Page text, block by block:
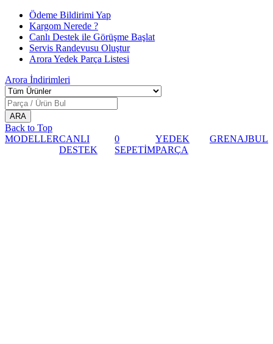
Ödeme Bildirimi Yap
Kargom Nerede ?
Canlı Destek ile Görüşme Başlat
Servis Randevusu Oluştur
Arora Yedek Parça Listesi
Arora İndirimleri
Back to Top
MODELLERCANLI
DESTEK
0
SEPETİM
YEDEK
PARÇA
GRENAJBUL